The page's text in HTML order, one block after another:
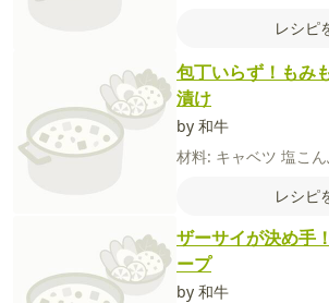
酒だし
レシピ
包丁いらず！もみ
漬け
by 和牛
材料: キャベツ 塩こ
レシピ
ザーサイが決め手
ープ
by 和牛